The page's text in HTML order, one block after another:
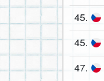
45.
45.
47.